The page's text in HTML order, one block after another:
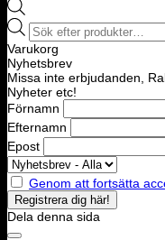
Products
search
Varukorg
Nyhetsbrev
Missa inte erbjudanden,
Nyheter etc!
Förnamn
Efternamn
Epost
Genom att fortsätta
Dela denna sida